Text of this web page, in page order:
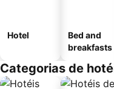
Hotel
Bed and
breakfasts
Categorias de